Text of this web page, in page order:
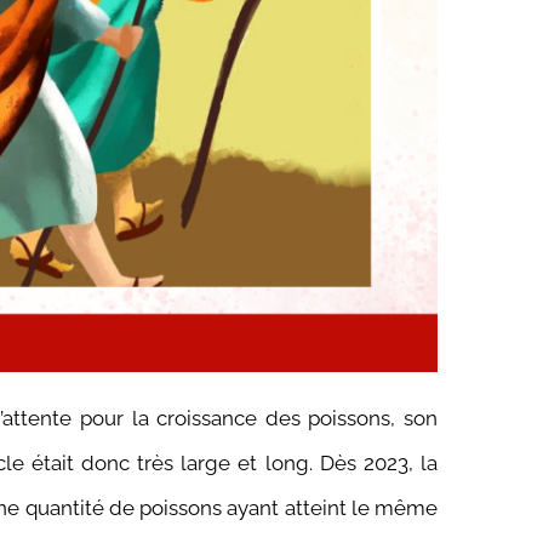
pour la croissance des poissons, son
était donc très large et long. Dès 2023, la
quantité de poissons ayant atteint le même